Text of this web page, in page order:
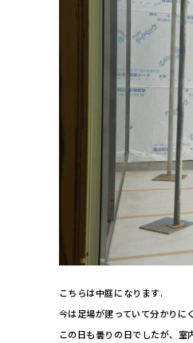
こちらは中庭になります.
今は足場が建っていて分かりに
この日も曇りの日でしたが、室